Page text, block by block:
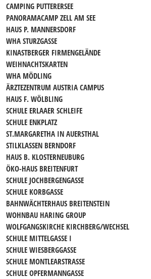
CAMPING PUTTERERSEE
PANORAMACAMP ZELL AM SEE
HAUS P. MANNERSDORF
WHA STURZGASSE
KINASTBERGER FIRMENGELÄNDE
WEIHNACHTSKARTEN
WHA MÖDLING
ÄRZTEZENTRUM AUSTRIA CAMPUS
HAUS F. WÖLBLING
SCHULE ERLAAER SCHLEIFE
SCHULE ENKPLATZ
ST.MARGARETHA IN AUERSTHAL
STILKLASSEN BERNDORF
HAUS B. KLOSTERNEUBURG
ÖKO-HAUS BREITENFURT
SCHULE JOCHBERGENGASSE
SCHULE KORBGASSE
BAHNWÄCHTERHAUS BREITENSTEIN
WOHNBAU HARING GROUP
WOLFGANGSKIRCHE KIRCHBERG/WECHSEL
SCHULE MITTELGASSE I
SCHULE WIESBERGGASSE
SCHULE MONTLEARSTRASSE
SCHULE OPFERMANNGASSE